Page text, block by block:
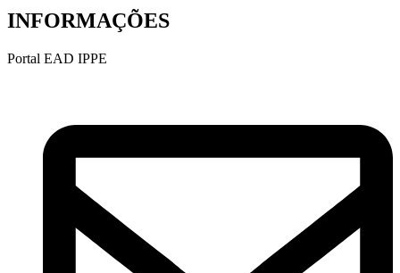
INFORMAÇÕES
Portal EAD IPPE